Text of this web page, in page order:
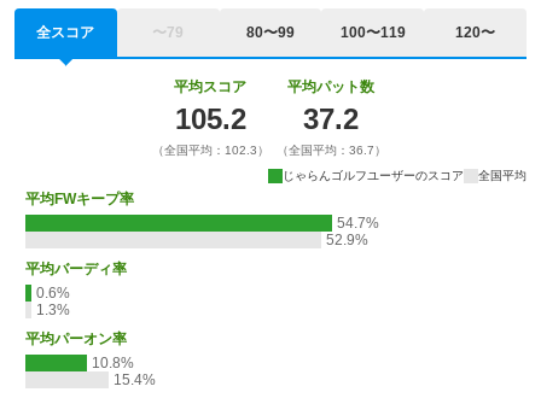
全スコア 〜79 80〜99 100〜119 120〜
平均スコア
105.2
（全国平均：102.3）
平均パット数
37.2
（全国平均：36.7）
じゃらんゴルフユーザーのスコア
全国平均
平均FWキープ率
54.7%
52.9%
平均バーディ率
0.6%
1.3%
平均パーオン率
10.8%
15.4%